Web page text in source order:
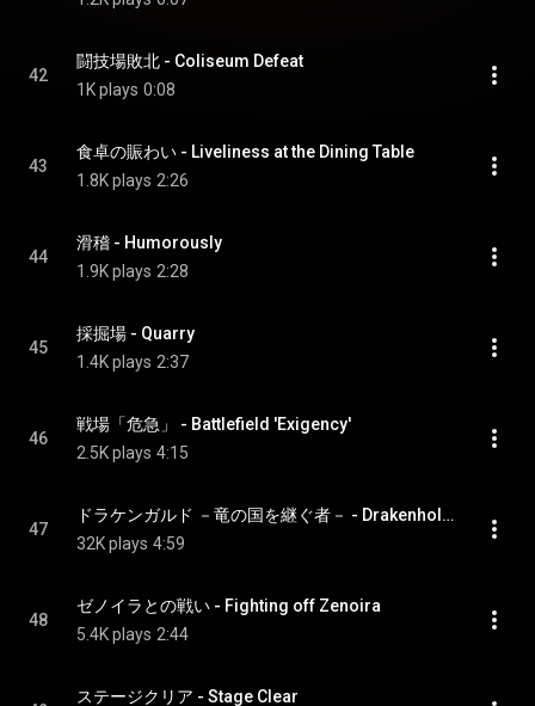
42
闘技場敗北 - Coliseum Defeat
1K plays 0:08
43
食卓の賑わい - Liveliness at the Dining Table
1.8K plays 2:26
44
滑稽 - Humorously
1.9K plays 2:28
45
採掘場 - Quarry
1.4K plays 2:37
46
戦場「危急」 - Battlefield 'Exigency'
2.5K plays 4:15
47
ドラケンガルド －竜の国を継ぐ者－ - Drakenhold -Heir to the Dragonlands-
32K plays 4:59
48
ゼノイラとの戦い - Fighting off Zenoira
5.4K plays 2:44
ステージクリア - Stage Clear